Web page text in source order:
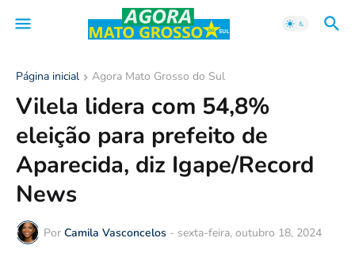
Página inicial Agora Mato Grosso do Sul
Vilela lidera com 54,8%
eleição para prefeito de
Aparecida, diz Igape/Record
News
Por Camila Vasconcelos - sexta-feira, outubro 18, 2024